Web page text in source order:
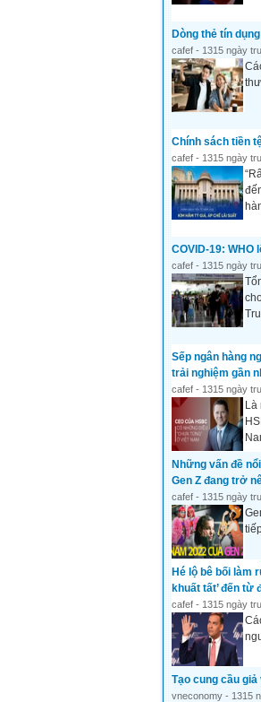
Dòng thẻ tín
cafef - 1315 ngày
Chính sách tiền
cafef - 1315 ngày
COVID-19:
cafef - 1315 ngày
Sếp ngân hàng
trải nghiệm gần
cafef - 1315 ngày
Là
Những vấn đề
Gen Z đang trở
cafef - 1315 ngày
Hé lộ bê bối làm
khuất tất’ đến từ
cafef - 1315 ngày
Tạo cung cầu
vneconomy - 1315